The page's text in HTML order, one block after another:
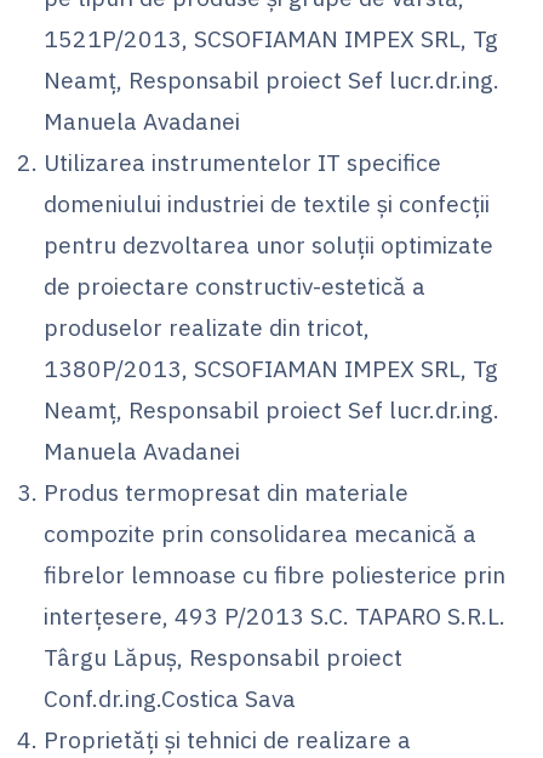
1521P/2013, SCSOFIAMAN IMPEX SRL, Tg
Neamț, Responsabil proiect Sef lucr.dr.ing.
Manuela Avadanei
Utilizarea instrumentelor IT specifice
domeniului industriei de textile și confecții
pentru dezvoltarea unor soluții optimizate
de proiectare constructiv-estetică a
produselor realizate din tricot,
1380P/2013, SCSOFIAMAN IMPEX SRL, Tg
Neamț, Responsabil proiect Sef lucr.dr.ing.
Manuela Avadanei
Produs termopresat din materiale
compozite prin consolidarea mecanică a
fibrelor lemnoase cu fibre poliesterice prin
interțesere, 493 P/2013 S.C. TAPARO S.R.L.
Târgu Lăpuș, Responsabil proiect
Conf.dr.ing.Costica Sava
Proprietăţi şi tehnici de realizare a